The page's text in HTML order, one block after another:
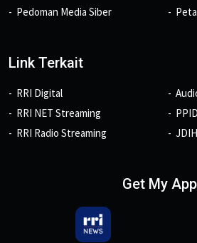
Pedoman Media Siber
Link Terkait
RRI Digital
RRI NET Streaming
RRI Radio Streaming
Get My App